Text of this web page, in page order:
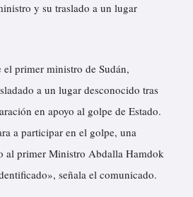
y su traslado a un lugar
primer ministro de Sudán,
a un lugar desconocido tras
en apoyo al golpe de Estado.
a participar en el golpe, una
al primer Ministro Abdalla Hamdok
señala el comunicado.